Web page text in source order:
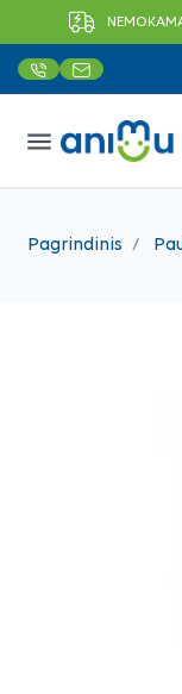
menu
Pagrindinis